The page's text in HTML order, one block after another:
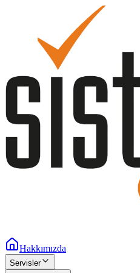
Hakkımızda
Servisler